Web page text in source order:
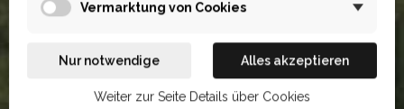
Inca Botanica vereint traditionelles schamanisches Wissen mit
dem wissenschaftlichen Ansatz des Biologen Petr Chobot. Unsere
Produkte schöpfen aus der Kraft amazonischer Kräuter, die sich
gegenseitig ergänzen, um eine maximale Wirksamkeit zu
Vermarktung von Cookies
Nur notwendige Alles akzeptieren
Weiter zur Seite Details über Cookies